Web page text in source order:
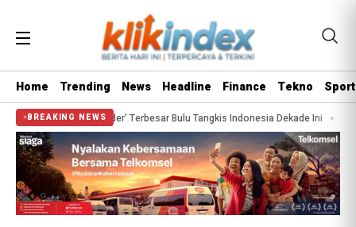
Home Trending News Headline Finance Tekno Sport
BREAKING NEWS
‘Blunder’ Terbesar Bulu Tangkis Indonesia Dekade Ini Lolos War Tiket